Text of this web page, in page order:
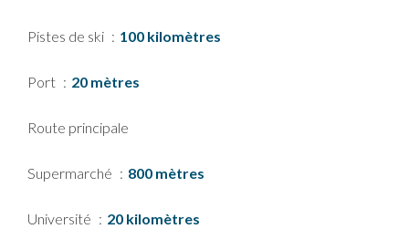
Pistes de ski 100 kilomètres
Port 20 mètres
Route principale
Supermarché 800 mètres
Université 20 kilomètres